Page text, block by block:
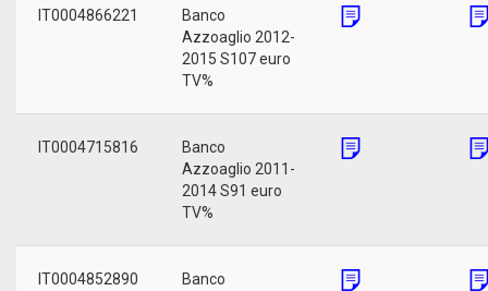
IT0004866221
Banco
Azzoaglio 2012-
2015 S107 euro
TV%
IT0004715816
Banco
Azzoaglio 2011-
2014 S91 euro
TV%
IT0004852890
Banco